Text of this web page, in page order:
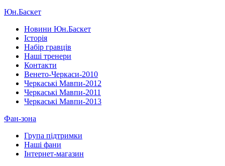
Юн.Баскет
Новини Юн.Баскет
Історія
Набір гравців
Наші тренери
Контакти
Венето-Черкаси-2010
Черкаські Мавпи-2012
Черкаські Мавпи-2011
Черкаські Мавпи-2013
Фан-зона
Група підтримки
Наші фани
Інтернет-магазин